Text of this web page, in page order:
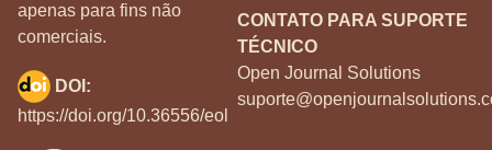
apenas para fins não
comerciais.
CONTATO PARA SUPORTE
TÉCNICO
Open Journal Solutions
DOI:
https://doi.org/10.36556/eol